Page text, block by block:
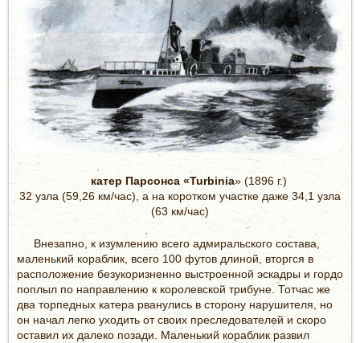
катер Парсонса «Turbinia» (1896 г.)
32 узла (59,26 км/час), а на коротком участке даже 34,1 узла
(63 км/час)
Внезапно, к изумлению всего адмиральского состава,
маленький кораблик, всего 100 футов длиной, вторгся в
расположение безукоризненно выстроенной эскадры и гордо
поплыл по направлению к королевской трибуне. Тотчас же
два торпедных катера рванулись в сторону нарушителя, но
он начал легко уходить от своих преследователей и скоро
оставил их далеко позади. Маленький кораблик развил